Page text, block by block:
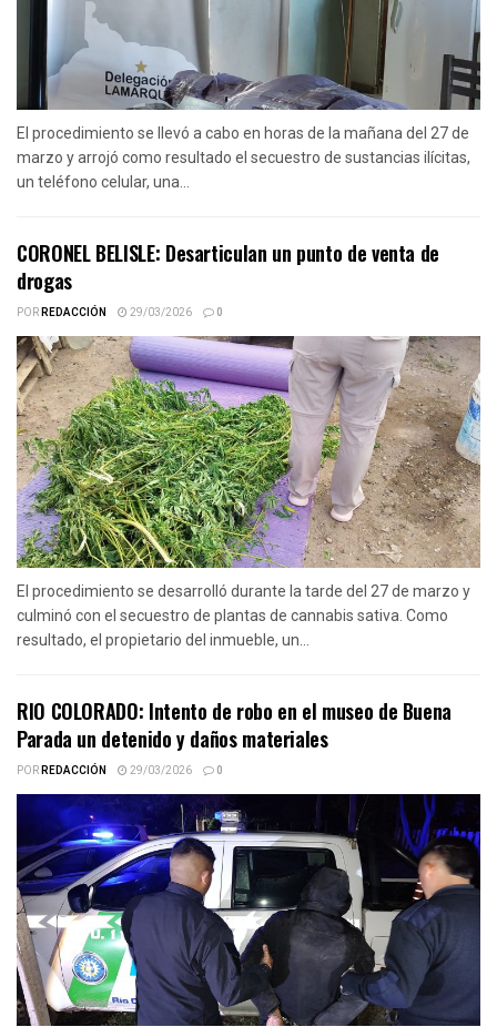
El procedimiento se llevó a cabo en horas de la mañana del 27 de
marzo y arrojó como resultado el secuestro de sustancias ilícitas,
un teléfono celular, una...
CORONEL BELISLE: Desarticulan un punto de venta de
drogas
PORREDACCIÓN 29/03/2026 0
El procedimiento se desarrolló durante la tarde del 27 de marzo y
culminó con el secuestro de plantas de cannabis sativa. Como
resultado, el propietario del inmueble, un...
RIO COLORADO: Intento de robo en el museo de Buena
Parada un detenido y daños materiales
PORREDACCIÓN 29/03/2026 0